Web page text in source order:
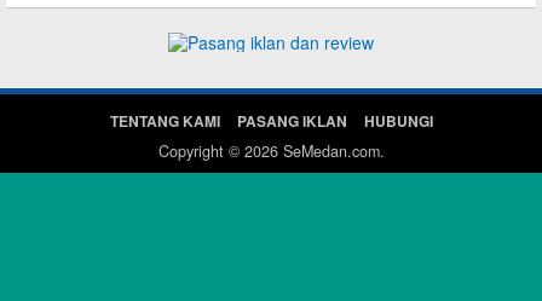
TENTANG KAMI PASANG IKLAN
HUBUNGI
Copyright © 2026 SeMedan.com.